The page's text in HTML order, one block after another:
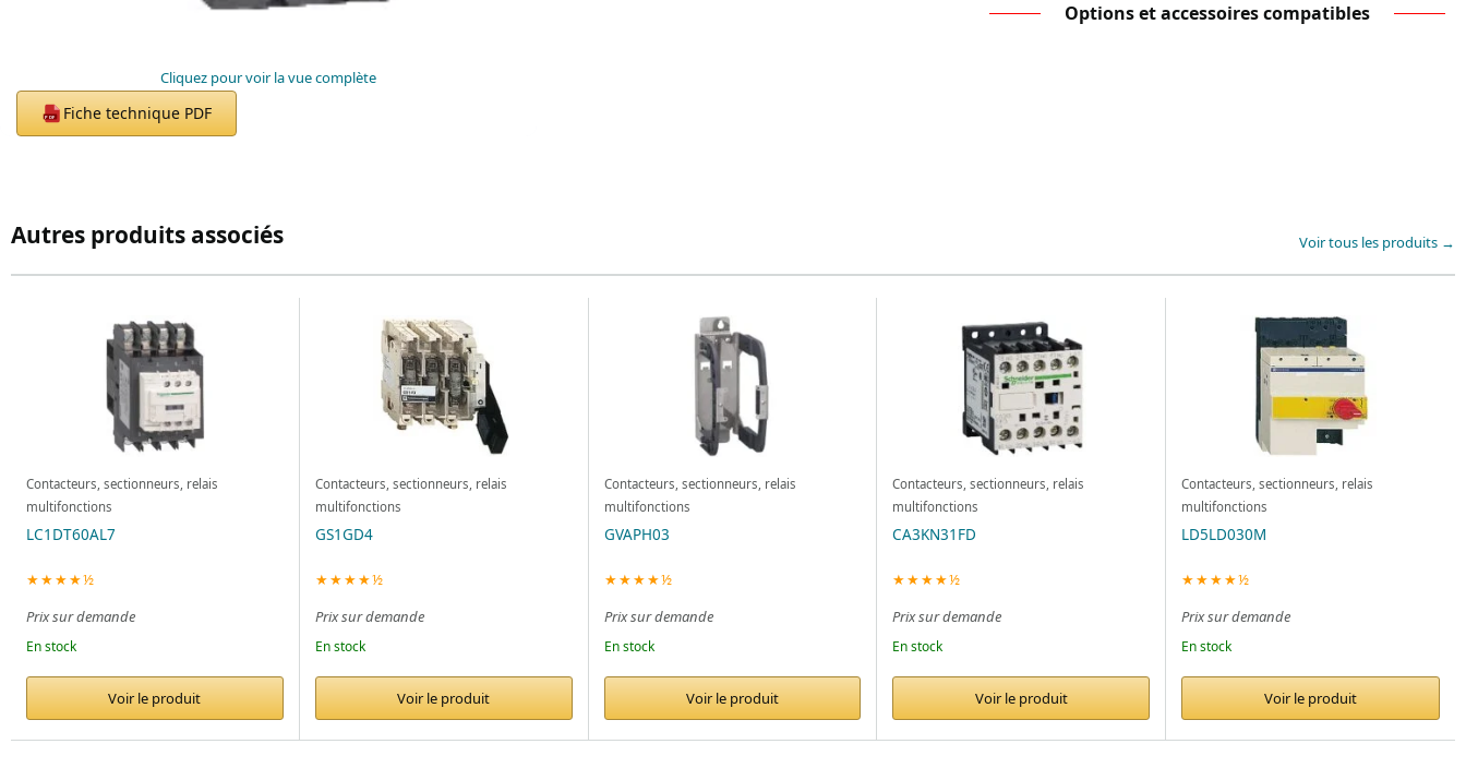
Cliquez pour voir la vue complète
PDF Fiche technique PDF
Options et accessoires compatibles
Autres produits associés Voir tous les produits →
Contacteurs, sectionneurs, relais
multifonctions
LC1DT60AL7
★★★★½
Prix sur demande
En stock
Voir le produit
Contacteurs, sectionneurs, relais
multifonctions
GS1GD4
★★★★½
Prix sur demande
En stock
Voir le produit
Contacteurs, sectionneurs, relais
multifonctions
GVAPH03
★★★★½
Prix sur demande
En stock
Voir le produit
Contacteurs, sectionneurs, relais
multifonctions
CA3KN31FD
★★★★½
Prix sur demande
En stock
Voir le produit
Contacteurs, sectionneurs, relais
multifonctions
LD5LD030M
★★★★½
Prix sur demande
En stock
Voir le produit